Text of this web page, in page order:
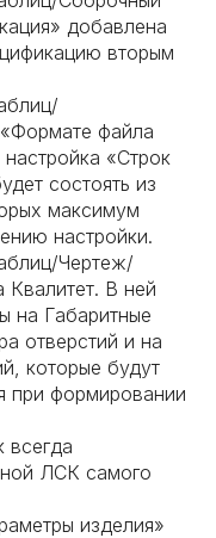
добавлена
вторым
файла
«Строк
состоять из
максимум
настройки.
Чертеж/
Квалитет. В ней
на Габаритные
отверстий и на
которые будут
при формировании
всегда
ЛСК самого
изделия»